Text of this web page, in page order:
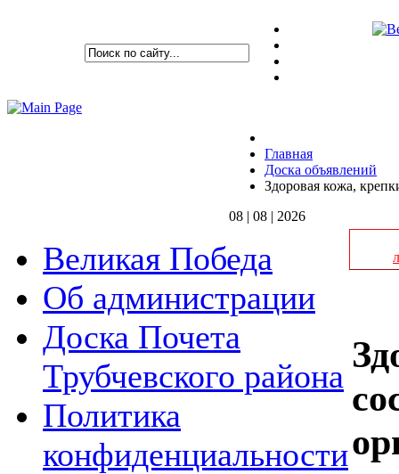
Главная
Доска объявлений
Здоровая кожа,
08 | 08 | 2026
Великая Победа
Об администрации
Доска Почета
Трубчевского района
Политика
конфиденциальности